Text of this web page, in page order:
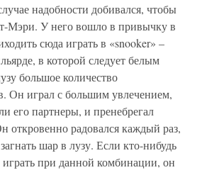
надобности добивался, чтобы
Мэри. У него вошло в привычку в
сюда играть в «snooker» –
в которой следует белым
большое количество
Он играл с большим увлечением,
его партнеры, и пренебрегал
откровенно радовался каждый раз,
шар в лузу. Если кто-нибудь
играть при данной комбинации, он